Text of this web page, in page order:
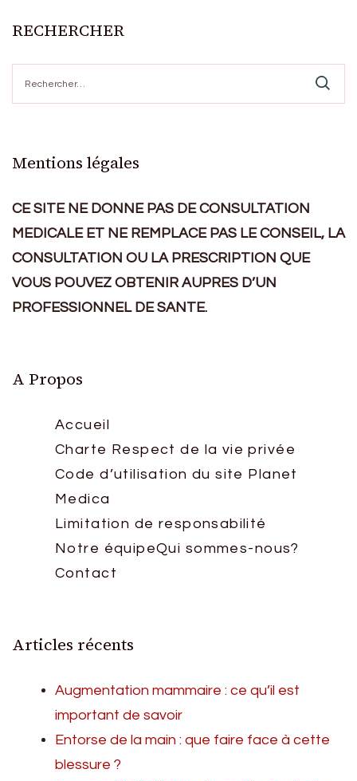
RECHERCHER
Mentions légales
CE SITE NE DONNE PAS DE CONSULTATION
MEDICALE ET NE REMPLACE PAS LE CONSEIL, LA
CONSULTATION OU LA PRESCRIPTION QUE
VOUS POUVEZ OBTENIR AUPRES D’UN
PROFESSIONNEL DE SANTE.
A Propos
Accueil
Charte Respect de la vie privée
Code d’utilisation du site Planet
Medica
Limitation de responsabilité
Notre équipeQui sommes-nous?
Contact
Articles récents
Augmentation mammaire : ce qu’il est
important de savoir
Entorse de la main : que faire face à cette
blessure ?